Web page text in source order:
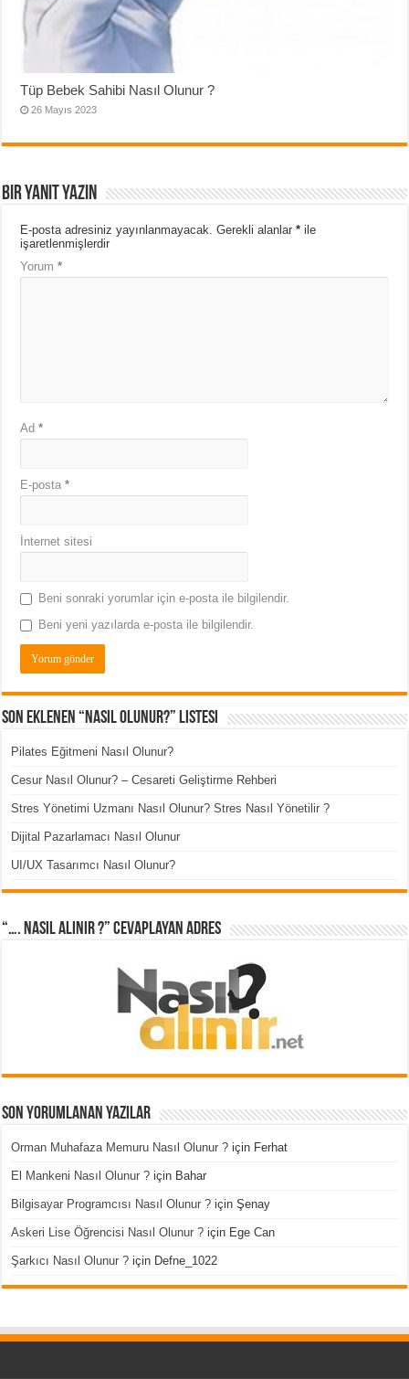
Tüp Bebek Sahibi Nasıl Olunur ?
26 Mayıs 2023
Bir yanıt yazın
E-posta adresiniz yayınlanmayacak. Gerekli alanlar* ile
işaretlenmişlerdir
Yorum*
Ad*
E-posta*
İnternet sitesi
Beni sonraki yorumlar için e-posta ile bilgilendir.
Beni yeni yazılarda e-posta ile bilgilendir.
Son Eklenen “Nasıl Olunur?” Listesi
Pilates Eğitmeni Nasıl Olunur?
Cesur Nasıl Olunur? – Cesareti Geliştirme Rehberi
Stres Yönetimi Uzmanı Nasıl Olunur? Stres Nasıl Yönetilir ?
Dijital Pazarlamacı Nasıl Olunur
UI/UX Tasarımcı Nasıl Olunur?
“…. Nasıl Alınır ?” cevaplayan adres
Son Yorumlanan Yazılar
Orman Muhafaza Memuru Nasıl Olunur ? için Ferhat
El Mankeni Nasıl Olunur ? için Bahar
Bilgisayar Programcısı Nasıl Olunur ? içinŞenay
Askeri Lise Öğrencisi Nasıl Olunur ? için Ege Can
Şarkıcı Nasıl Olunur ? için Defne_1022